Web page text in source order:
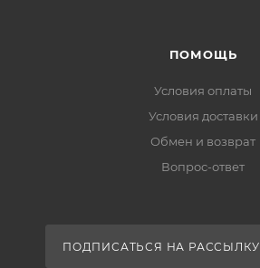
ПОМОЩЬ
Условия оплаты
Условия доставки
Обмен и возврат
Вопрос-ответ
ПОДПИСАТЬСЯ НА РАССЫЛКУ